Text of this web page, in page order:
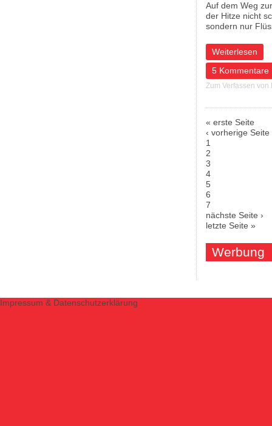
Auf dem Weg
der Hitze nicht
sondern nur
Weiterlesen
über Kühlkette
5 Kommentare
Zum Verfassen
« erste Seite
‹ vorherige Seite
1
2
3
4
5
6
7
nächste Seite ›
letzte Seite »
Werbung
Impressum & Datenschutzerklärung